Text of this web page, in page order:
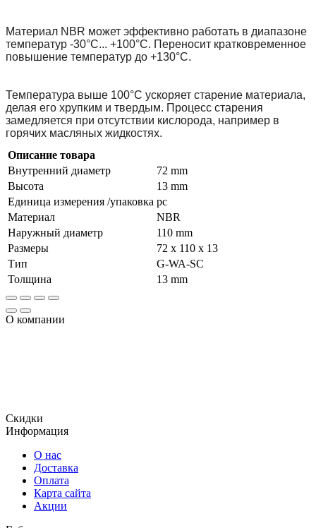
Материал NBR может эффективно работать в диапазоне
температур -30°С... +100°С. Переносит кратковременное
повышение температур до +130°С.
Температура выше 100°С ускоряет старение материала,
делая его хрупким и твердым. Процесс старения
замедляется при отсутствии кислорода, например в
горячих масляных жидкостях.
Описание товара
Внутренний диаметр
72 mm
Высота
13 mm
Единица измерения /упаковка pc
Материал
NBR
Наружный диаметр
110 mm
Размеры
72 x 110 x 13
Тип
G-WA-SC
Толщина
13 mm
О компании
Скидки
Информация
О нас
Доставка
Оплата
Карта сайта
Акции